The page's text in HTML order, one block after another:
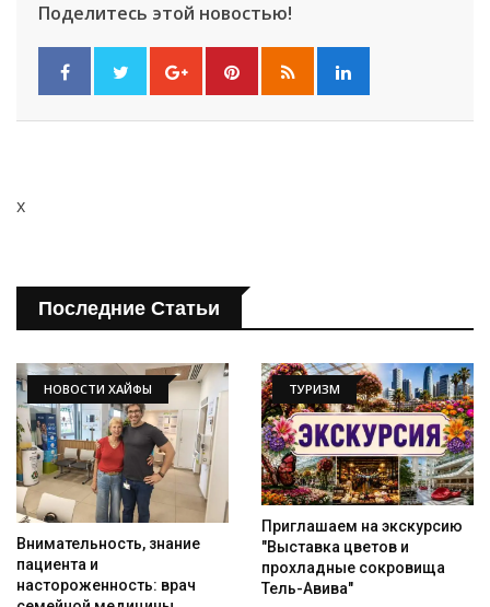
Поделитесь этой новостью!
x
Последние Статьи
НОВОСТИ ХАЙФЫ
Внимательность, знание
пациента и
настороженность: врач
ТУРИЗМ
Приглашаем на экскурсию
"Выставка цветов и
прохладные сокровища
Тель-Авива"